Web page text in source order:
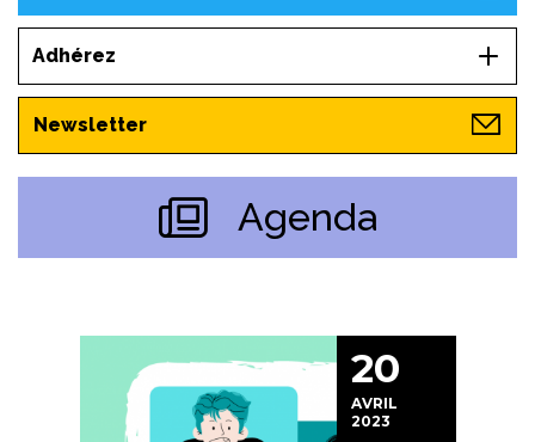
Adhérez
Newsletter
Agenda
20
AVRIL
2023